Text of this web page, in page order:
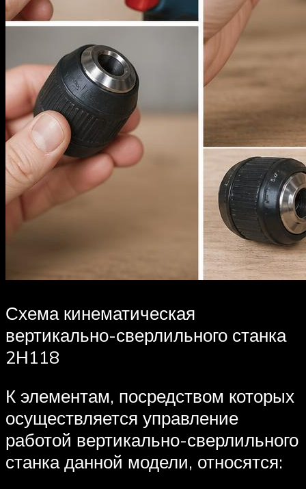
Схема кинематическая
вертикально-сверлильного станка
2Н118
К элементам, посредством которых
осуществляется управление
работой вертикально-сверлильного
станка данной модели, относятся: